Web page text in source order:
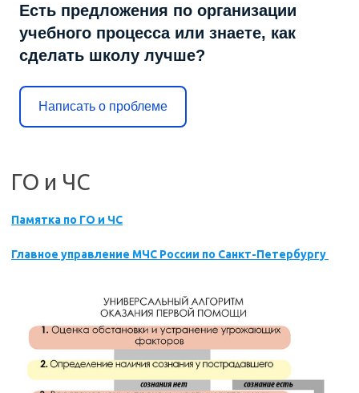
Есть предложения по организации
учебного процесса или знаете, как
сделать школу лучше?
Написать о проблеме
ГО и ЧС
Памятка по ГО и ЧС
Главное управление МЧС России по Санкт-Петербургу